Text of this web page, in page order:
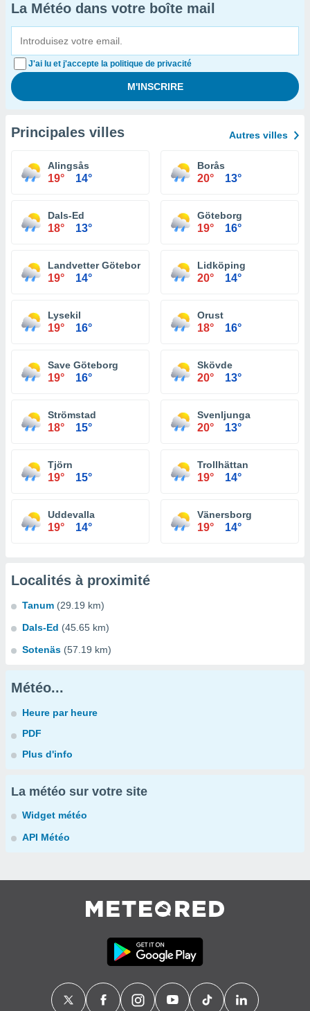
La Météo dans votre boîte mail
J'ai lu et j'accepte la politique de privacité
Principales villes Autres villes
Alingsås
19° 14°
Borås
20° 13°
Dals-Ed
18° 13°
Göteborg
19° 16°
Landvetter Göteborg
19° 14°
Lidköping
20° 14°
Lysekil
19° 16°
Orust
18° 16°
Save Göteborg
19° 16°
Skövde
20° 13°
Strömstad
18° 15°
Svenljunga
20° 13°
Tjörn
19° 15°
Trollhättan
19° 14°
Uddevalla
19° 14°
Vänersborg
19° 14°
Localités à proximité
Tanum (29.19 km)
Dals-Ed (45.65 km)
Sotenäs (57.19 km)
Météo...
Heure par heure
PDF
Plus d'info
La météo sur votre site
Widget météo
API Météo